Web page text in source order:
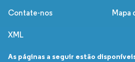
Contate-nos Mapa
XML
As páginas a seguir estão